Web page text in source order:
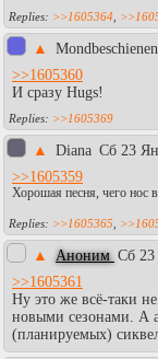
>>1605364
▲ Mondbeschienen
>>1605360
И сразу Hugs!
>>1605369
▲ Diаna Сб 23
>>1605359
Хорошая песня, чего нос
>>1605365,
▲ Аноним Сб 23
>>1605361
Ну это же всё-таки
новыми сезонами. А
(планируемых)